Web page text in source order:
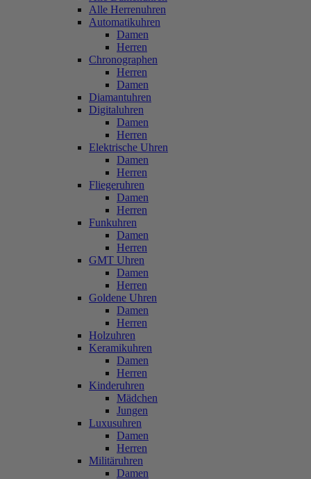
Alle Herrenuhren
Automatikuhren
Damen
Herren
Chronographen
Herren
Damen
Diamantuhren
Digitaluhren
Damen
Herren
Elektrische Uhren
Damen
Herren
Fliegeruhren
Damen
Herren
Funkuhren
Damen
Herren
GMT Uhren
Damen
Herren
Goldene Uhren
Damen
Herren
Holzuhren
Keramikuhren
Damen
Herren
Kinderuhren
Mädchen
Jungen
Luxusuhren
Damen
Herren
Militäruhren
Damen